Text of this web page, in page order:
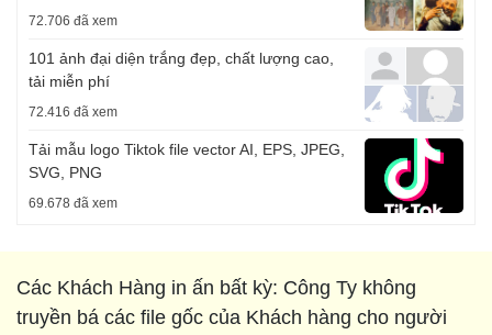
72.706 đã xem
101 ảnh đại diện trắng đẹp, chất lượng cao,
tải miễn phí
72.416 đã xem
Tải mẫu logo Tiktok file vector AI, EPS, JPEG,
SVG, PNG
69.678 đã xem
Các Khách Hàng in ấn bất kỳ: Công Ty không
truyền bá các file gốc của Khách hàng cho người